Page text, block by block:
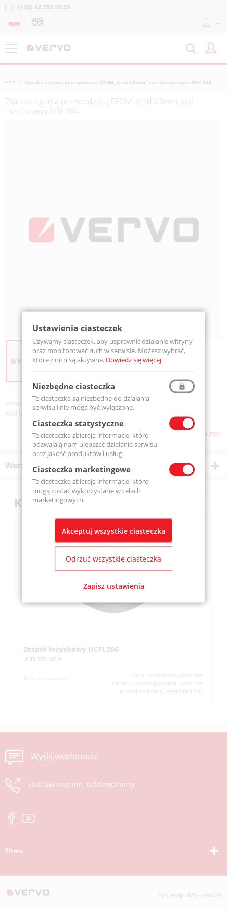
(+48) 42 252 55 55
Złączka z gumą przewodzącą EPDM, śred 63mm, stal nierdzewna AISI-304
Złączka z gumą przewodzącą EPDM, śred 63mm, stal
nierdzewna AISI-304
Dostępność:Na zamówienie
Pobierz stronę w PDF
Wersje produktu
Klienci kupili również
Zespół łożyskowy UCFL206
UCFL206-MTM
Ceny produktów widoczne
dopiero po zalogowaniu. Jeżeli nie
posiadasz konta, zarejestruj się.
Wyślij wiadomość
zostaw numer, oddzwonimy
Firma
Systemy B2B - ImB2B
Ustawienia ciasteczek
Używamy ciasteczek, aby usprawnić działanie witryny
oraz monitorować ruch w serwisie. Możesz wybrać,
które z nich są aktywne. Dowiedz się więcej
Niezbędne ciasteczka
Te ciasteczka są niezbędne do działania
serwisu i nie mogą być wyłączone.
Ciasteczka statystyczne
Te ciasteczka zbierają informacje, które
pozwalają nam ulepszać działanie serwisu
oraz jakość produktów i usług.
Ciasteczka marketingowe
Te ciasteczka zbierają informacje, które
mogą zostać wykorzystane w celach
marketingowych.
Akceptuj wszystkie ciasteczka
Odrzuć wszystkie ciasteczka
Zapisz ustawienia